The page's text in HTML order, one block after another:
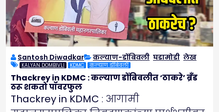
Santosh Diwadkar कल्याण-डोंबिवली घडामोडी लेख
KALYAN DOMBIVLI KDMC कल्याण डोंबिवली
Thackrey in KDMC : कल्याण डोंबिवलीत ‘ठाकरे’ ब्रँड
ठरू शकतो पॉवरफुल
Thackrey in KDMC : आगामी